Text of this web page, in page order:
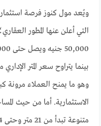
ويُعد مول كنوز فرصة
التي أعلن عنها المطور
وهو ما يمنح العملاء مرونة
الاستثمارية. أما من حيث